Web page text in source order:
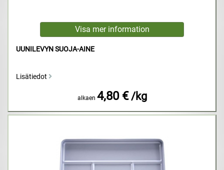
UUNILEVYN SUOJA-AINE
Lisätiedot
alkaen 4,80 € /kg